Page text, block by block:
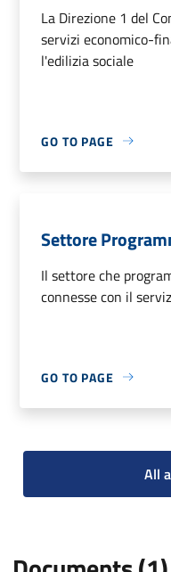
La Direzione 1 del
servizi economico-
l'edilizia sociale
GO TO PAGE
Settore
Il settore che
connesse con il
GO TO PAGE
All